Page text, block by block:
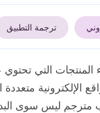
ترجمة التطبيق
شراء المنتجات التي
الإلكترونية
مترجم ليس سوى